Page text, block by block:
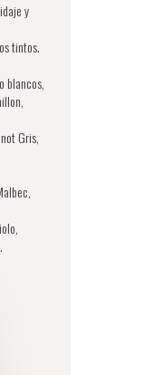
y
tintos.
blancos,
Gris,